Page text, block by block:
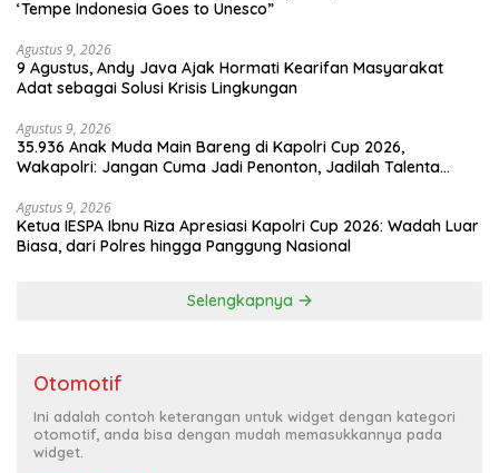
‘Tempe Indonesia Goes to Unesco”
Agustus 9, 2026
9 Agustus, Andy Java Ajak Hormati Kearifan Masyarakat
Adat sebagai Solusi Krisis Lingkungan
Agustus 9, 2026
35.936 Anak Muda Main Bareng di Kapolri Cup 2026,
Wakapolri: Jangan Cuma Jadi Penonton, Jadilah Talenta
Agustus 9, 2026
Ketua IESPA Ibnu Riza Apresiasi Kapolri Cup 2026: Wadah Luar
Biasa, dari Polres hingga Panggung Nasional
Selengkapnya
Otomotif
Ini adalah contoh keterangan untuk widget dengan kategori
otomotif, anda bisa dengan mudah memasukkannya pada
widget.